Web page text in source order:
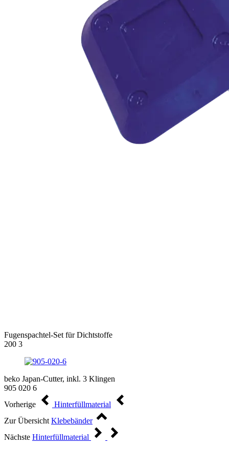
Fugenspachtel-Set für Dichtstoffe
200 3
beko Japan-Cutter, inkl. 3 Klingen
905 020 6
Vorherige
Hinterfüllmaterial
Zur Übersicht Klebebänder
Nächste Hinterfüllmaterial